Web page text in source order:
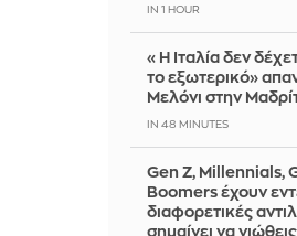
IN 1 HOUR
«Η Ιταλία δεν
το εξωτερικό»
Μελόνι στην
IN 48 MINUTES
Gen Z, Millennials,
Boomers έχουν
διαφορετικές
σημαίνει να